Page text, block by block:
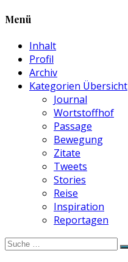
Menü
Inhalt
Profil
Archiv
Kategorien Übersicht
Journal
Wortstoffhof
Passage
Bewegung
Zitate
Tweets
Stories
Reise
Inspiration
Reportagen
Suche
nach: